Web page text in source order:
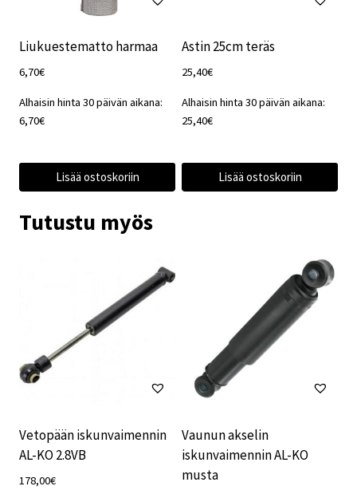
Liukuestematto harmaa
6,70€
Alhaisin hinta 30 päivän aikana:
6,70€
Lisää ostoskoriin
Astin 25cm teräs
25,40€
Alhaisin hinta 30 päivän aikana:
25,40€
Lisää ostoskoriin
Tutustu myös
Vetopään iskunvaimennin
AL-KO 2.8VB
178,00€
Vaunun akselin
iskunvaimennin AL-KO
musta